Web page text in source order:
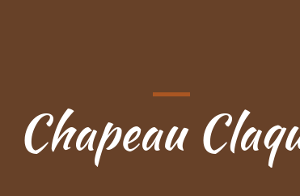
Chapeau